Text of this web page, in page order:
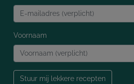
Voornaam
Stuur mij lekkere recepten